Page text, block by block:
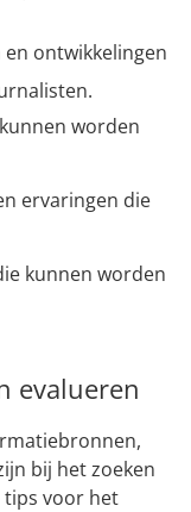
ontwikkelingen
worden
ervaringen die
kunnen worden
evalueren
bij het zoeken
tips voor het